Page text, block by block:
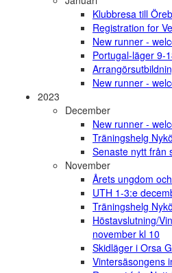
Klubbresa till
Registration for
New runner -
Portugal-läger 9-
New runner -
2023
December
New runner -
Träningshelg
Senaste nytt från
November
Årets ungdom
UTH 1-3:e
Träningshelg
Höstavslutning/
november kl 10
Skidläger i Orsa
Vintersäsongens